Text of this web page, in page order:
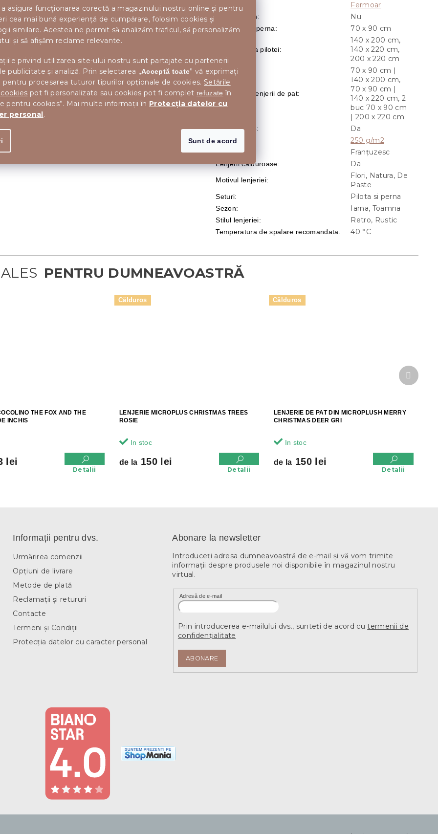
asigura funcționarea corectă a magazinului nostru online și pentru
cea mai bună experiență de cumpărare, folosim cookies și
similare. Acestea ne permit să analizăm traficul, să personalizăm
și să afișăm reclame relevante.
privind utilizarea site-ului nostru sunt partajate cu partenerii
publicitate și analiză. Prin selectarea „Acceptă toate” vă exprimați
pentru procesarea tuturor tipurilor opționale de cookies. Setările
pot fi personalizate sau cookies pot fi complet refuzate în
pentru cookies”. Mai multe informații în Protecția datelor cu
personal.
Sunt de acord
THE FOX AND THE
INCHIS
lei
Detalii
Călduros
LENJERIE MICROPLUS CHRISTMAS TREES
ROSIE
In stoc
de la 150 lei
Detalii
Călduros
LENJERIE DE PAT DIN MICROPLUSH MERRY
CHRISTMAS DEER GRI
In stoc
de la 150 lei
Detalii
următor
Microfibra este fabricată din fibră sintetică de calitate,
care se remarcă prin ușurință, durabilitate și ușurință
în întreținere. Lenjeria nu se șifonează
și nu necesită călcare, ceea ce apreciați în utilizarea
zilnică.Datorită caracteristicilor sale excelente de
izolare termică, lenjeria din microfibră este o alegere
ideală pentru iarnă, dar veți îndrăgi finețea sa pe tot
parcursul anului.
Inchidere Fermoar
Cu doua fete: Nu
Dimensiune perna: 70 x 90 cm
Dimensiunea pilotei:
140 x 200 cm,
140 x 220 cm,
200 x 220 cm
Dimensiuni lenjerii de pat:
70 x 90 cm |
140 x 200 cm,
70 x 90 cm |
140 x 220 cm, 2
buc 70 x 90 cm
| 200 x 220 cm
Fara calcare: Da
Gramaj 250 g/m2
Latime: Franțuzesc
Lenjerii calduroase: Da
Motivul lenjeriei:
Flori, Natura, De
Paste
Seturi: Pilota si perna
Sezon: Iarna, Toamna
Stilul lenjeriei: Retro, Rustic
Temperatura de spalare recomandata: 40 °C
Informații pentru dvs.
Urmărirea comenzii
Opțiuni de livrare
Metode de plată
Reclamații și retururi
Contacte
Termeni și Condiții
Protecția datelor cu caracter personal
Abonare la newsletter
Introduceţi adresa dumneavoastră de e-mail şi vă vom trimite
informaţii despre produsele noi disponibile în magazinul nostru
virtual.
Adresă de e-mail
Prin introducerea e-mailului dvs., sunteți de acord cutermenii de
confidențialitate
ABONARE